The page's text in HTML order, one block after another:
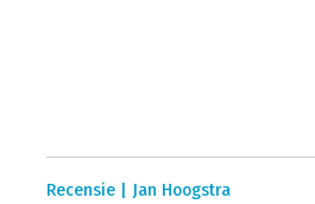
Recensie | Jan Hoogstra